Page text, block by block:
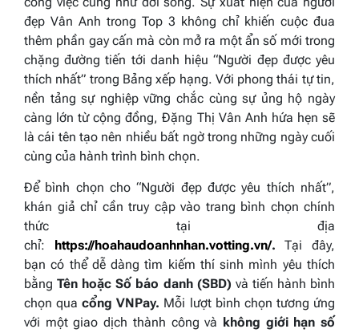
đẹp Vân Anh trong Top 3 không chỉ khiến cuộc đua
thêm phần gay cấn mà còn mở ra một ẩn số mới trong
chặng đường tiến tới danh hiệu “Người đẹp được yêu
thích nhất” trong Bảng xếp hạng. Với phong thái tự tin,
nền tảng sự nghiệp vững chắc cùng sự ủng hộ ngày
càng lớn từ cộng đồng, Đặng Thị Vân Anh hứa hẹn sẽ
là cái tên tạo nên nhiều bất ngờ trong những ngày cuối
cùng của hành trình bình chọn.
Để bình chọn cho “Người đẹp được yêu thích nhất”,
khán giả chỉ cần truy cập vào trang bình chọn chính
thức tại địa
chỉ:
https://hoahaudoanhnhan.votting.vn/.Tại đây,
bạn có thể dễ dàng tìm kiếm thí sinh mình yêu thích
bằngTên hoặc Số báo danh (SBD) và tiến hành bình
chọn quacổng VNPay. Mỗi lượt bình chọn tương ứng
với một giao dịch thành công và không giới hạn số